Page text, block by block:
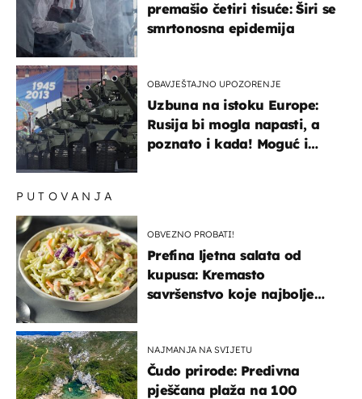
premašio četiri tisuće: Širi se
smrtonosna epidemija
OBAVJEŠTAJNO UPOZORENJE
Uzbuna na istoku Europe:
Rusija bi mogla napasti, a
poznato i kada! Moguć i
PUTOVANJA
OBVEZNO PROBATI!
Prefina ljetna salata od
kupusa: Kremasto
savršenstvo koje najbolje
NAJMANJA NA SVIJETU
Čudo prirode: Predivna
pješčana plaža na 100